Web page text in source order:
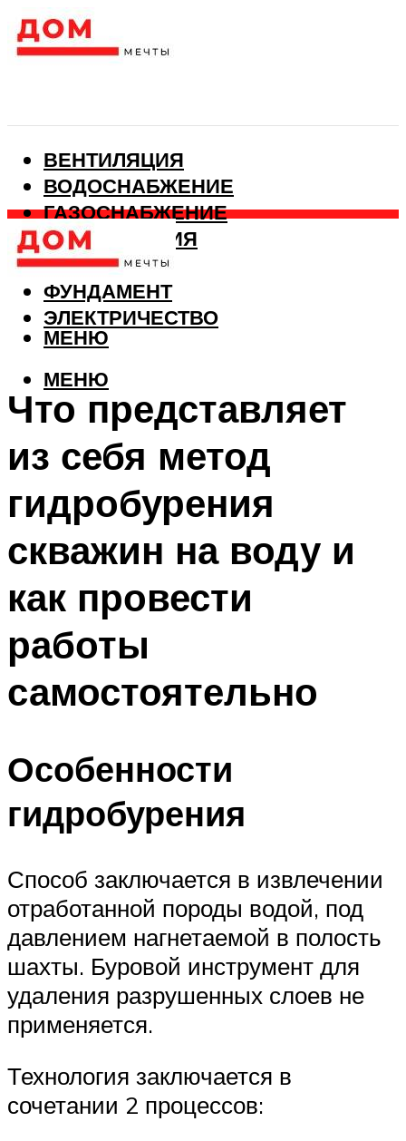
ВЕНТИЛЯЦИЯ
ВОДОСНАБЖЕНИЕ
ГАЗОСНАБЖЕНИЕ
КАНАЛИЗАЦИЯ
ОТОПЛЕНИЕ
ФУНДАМЕНТ
ЭЛЕКТРИЧЕСТВО
МЕНЮ
МЕНЮ
Что представляет
из себя метод
гидробурения
скважин на воду и
как провести
работы
самостоятельно
Особенности
гидробурения
Способ заключается в извлечении
отработанной породы водой, под
давлением нагнетаемой в полость
шахты. Буровой инструмент для
удаления разрушенных слоев не
применяется.
Технология заключается в
сочетании 2 процессов: